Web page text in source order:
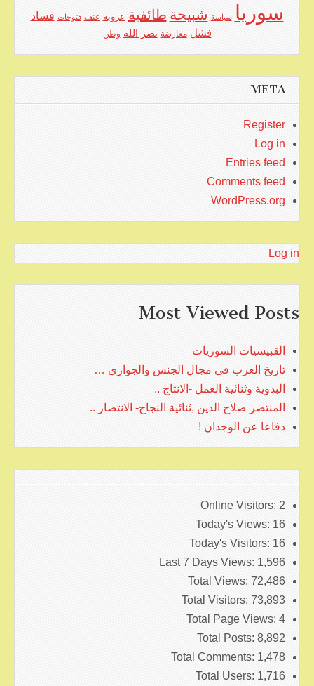
سوريا سياسة شبيحة طائفية عروبة عنف فتوحات فساد
فشل معارضة نصر الله وطن
META
Register
Log in
Entries feed
Comments feed
WordPress.org
Log in
Most Viewed Posts
القبيسيات السوريات
تاريخ العرب في مجال الجنس والجواري …
البدوية وثنائية العمل -الانتاج ..
المنتصر صلاح الدين ,ثنائية النجاح- الانتصار ..
دفاعا عن الوجدان !
Online Visitors: 2
Today's Views: 16
Today's Visitors: 16
Last 7 Days Views: 1,596
Total Views: 72,486
Total Visitors: 73,893
Total Page Views: 4
Total Posts: 8,892
Total Comments: 1,478
Total Users: 1,716